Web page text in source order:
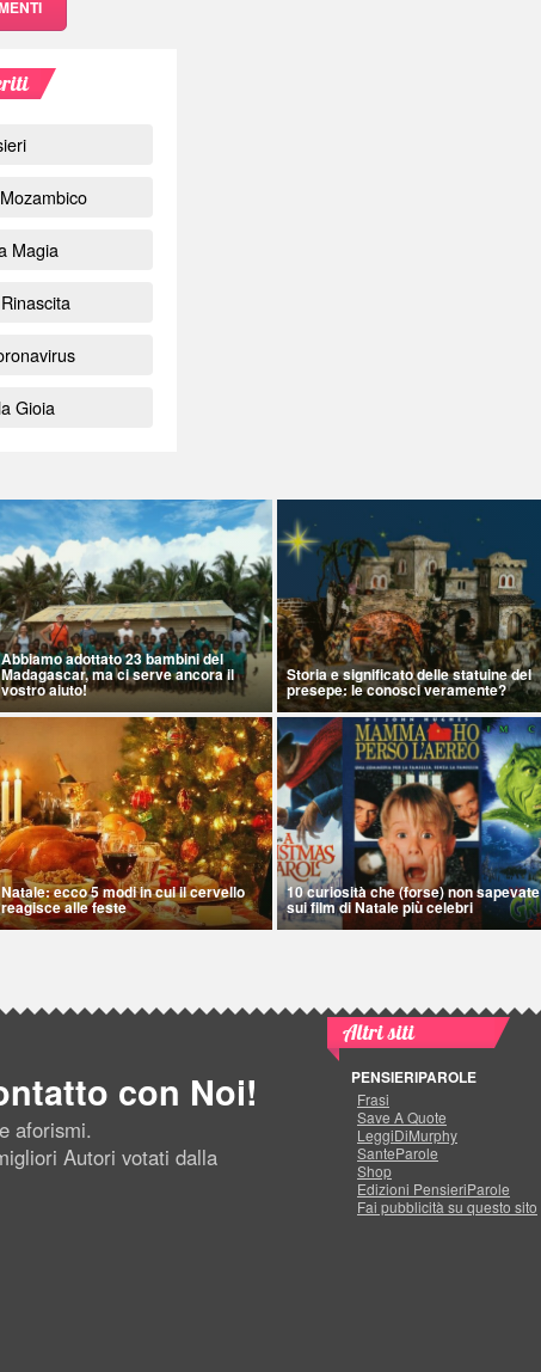
Magia
Gioia
Abbiamo adottato 23 bambini del
Madagascar, ma ci serve ancora il
vostro aiuto!
Storia e significato delle statuine del
presepe: le conosci veramente?
Natale: ecco 5 modi in cui il cervello
reagisce alle feste
10 curiosità che (forse) non sapevate
sui film di Natale più celebri
con Noi!
aforismi.
Autori votati dalla
Altri siti
PENSIERIPAROLE
Frasi
Save A Quote
LeggiDiMurphy
SanteParole
Shop
Edizioni PensieriParole
Fai pubblicità su questo sito